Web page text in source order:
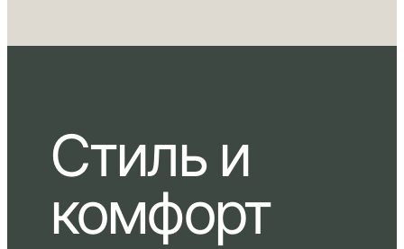
Стиль и
комфорт